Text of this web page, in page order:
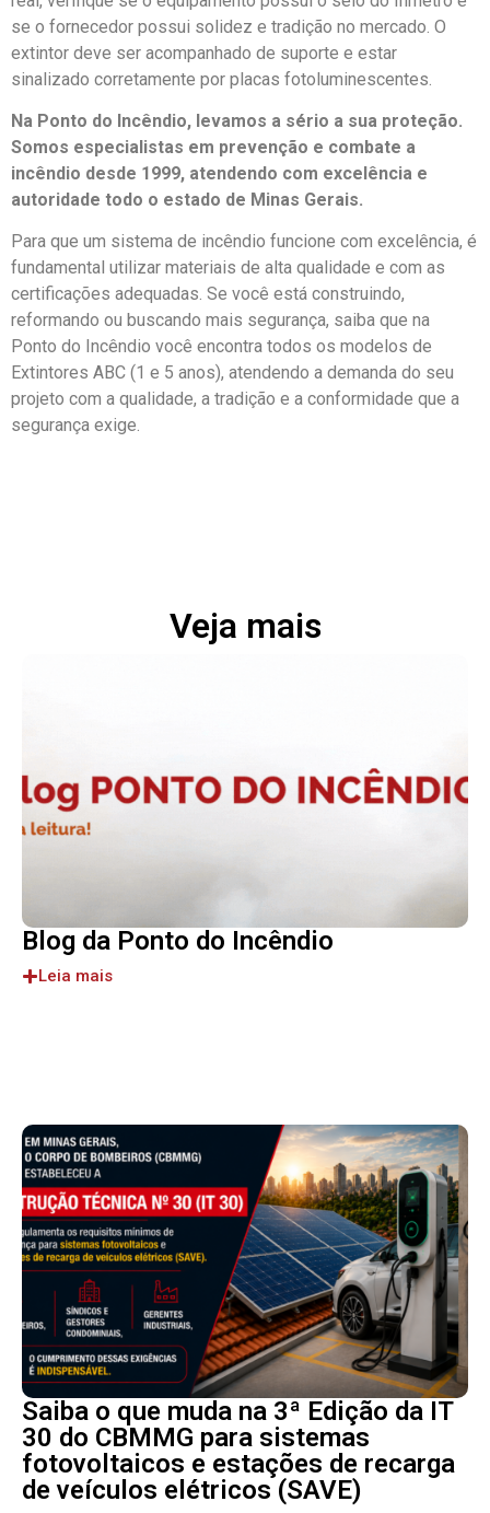
se o fornecedor possui solidez e tradição no mercado. O
extintor deve ser acompanhado de suporte e estar
sinalizado corretamente por placas fotoluminescentes
Na Ponto do Incêndio, levamos a sério a sua proteção.
Somos especialistas em prevenção e combate a
incêndio desde 1999, atendendo com excelência e
autoridade todo o estado de Minas Gerais.
Para que um sistema de incêndio funcione com excelência, é
fundamental utilizar materiais de alta qualidade e com as
certificações adequadas. Se você está construindo,
reformando ou buscando mais segurança, saiba que na
Ponto do Incêndio você encontra todos os modelos de
Extintores ABC (1 e 5 anos), atendendo a demanda do seu
projeto com a qualidade, a tradição e a conformidade que a
segurança exige.
Veja mais
Blog da Ponto do Incêndio
Leia mais
Saiba o que muda na 3ª Edição da IT
30 do CBMMG para sistemas
fotovoltaicos e estações de recarga
de veículos elétricos (SAVE)